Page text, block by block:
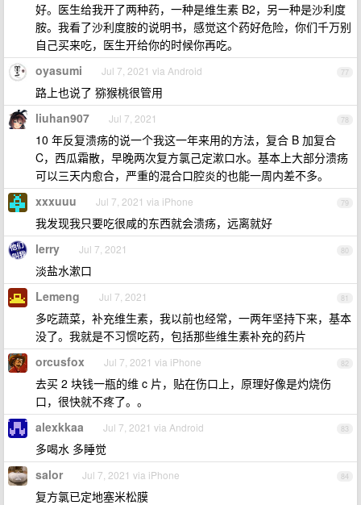
好。医生给我开了两种药，一种是维生素 B2，另一种是沙利度
胺。我看了沙利度胺的说明书，感觉这个药好危险，你们千万别
自己买来吃，医生开给你的时候你再吃。
77
oyasumi Jul 7, 2021 via Android
路上也说了 猕猴桃很管用
78
liuhan907 Jul 7, 2021
10 年反复溃疡的说一个我这一年来用的方法，复合 B 加复合
C，西瓜霜散，早晚两次复方氯己定漱口水。基本上大部分溃疡
可以三天内愈合，严重的混合口腔炎的也能一周内差不多。
79
xxxuuu Jul 7, 2021 via iPhone
我发现我只要吃很咸的东西就会溃疡，远离就好
80
lerry Jul 7, 2021
淡盐水漱口
81
Lemeng Jul 7, 2021
多吃蔬菜，补充维生素，我以前也经常，一两年坚持下来，基本
没了。我就是不习惯吃药，包括那些维生素补充的药片
82
orcusfox Jul 7, 2021 via iPhone
去买 2 块钱一瓶的维 c 片，贴在伤口上，原理好像是灼烧伤
口，很快就不疼了。。
83
alexkkaa Jul 7, 2021 via Android
多喝水 多睡觉
84
salor Jul 7, 2021 via iPhone
复方氯已定地塞米松膜